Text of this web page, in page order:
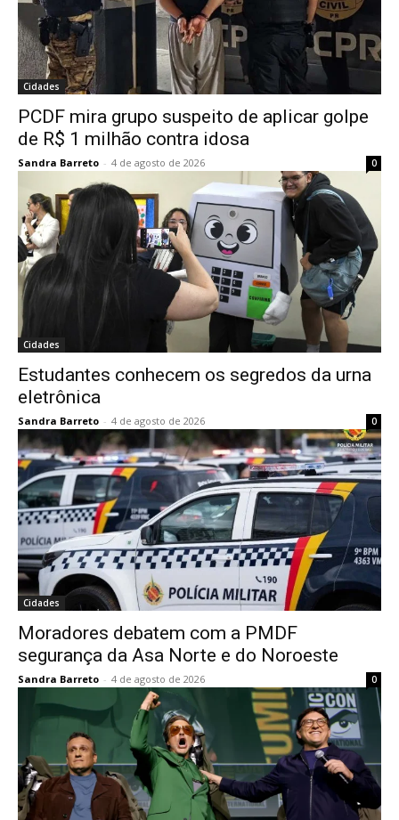
Cidades
PCDF mira grupo suspeito de aplicar golpe
de R$ 1 milhão contra idosa
Sandra Barreto - 4 de agosto de 2026 0
Cidades
Estudantes conhecem os segredos da urna
eletrônica
Sandra Barreto - 4 de agosto de 2026 0
Cidades
Moradores debatem com a PMDF
segurança da Asa Norte e do Noroeste
Sandra Barreto - 4 de agosto de 2026 0